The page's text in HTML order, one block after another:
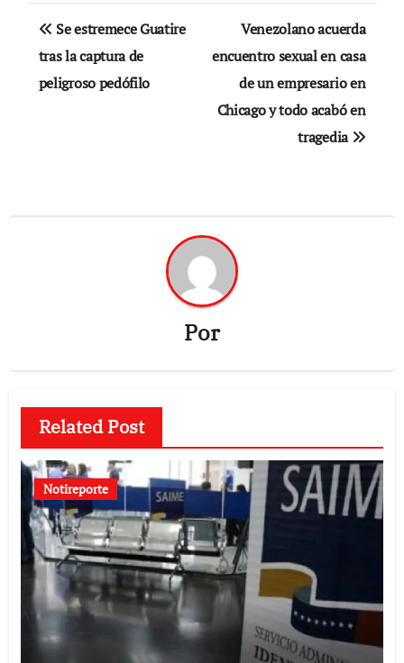
Navegación
de
entradas
Se estremece Guatire
tras la captura de
peligroso pedófilo
Venezolano acuerda
encuentro sexual en casa
de un empresario en
Chicago y todo acabó en
tragedia
Por
Related Post
Notireporte